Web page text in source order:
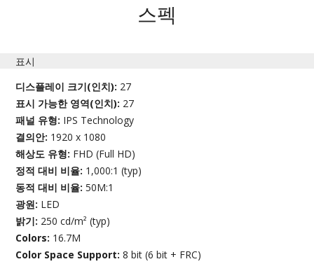
스펙
표시
디스플레이 크기(인치): 27
표시 가능한 영역(인치): 27
패널 유형: IPS Technology
결의안: 1920 x 1080
해상도 유형: FHD (Full HD)
정적 대비 비율: 1,000:1 (typ)
동적 대비 비율:50M:1
광원: LED
밝기: 250 cd/m² (typ)
Colors: 16.7M
Color Space Support:8 bit (6 bit + FRC)